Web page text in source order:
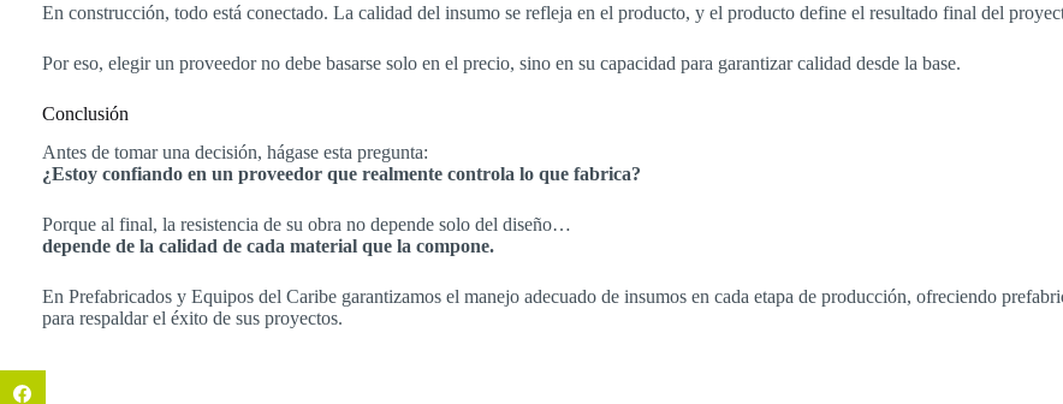
En construcción, todo está conectado. La calidad del insumo se refleja en el producto, y el producto define el resultado final del
Por eso, elegir un proveedor no debe basarse solo en el precio, sino en su capacidad para garantizar calidad desde la base.
Conclusión
Antes de tomar una decisión, hágase esta pregunta:
¿Estoy confiando en un proveedor que realmente controla lo que fabrica?
Porque al final, la resistencia de su obra no depende solo del diseño…
depende de la calidad de cada material que la compone.
En Prefabricados y Equipos del Caribe garantizamos el manejo adecuado de insumos en cada etapa de producción, ofreciendo
para respaldar el éxito de sus proyectos.